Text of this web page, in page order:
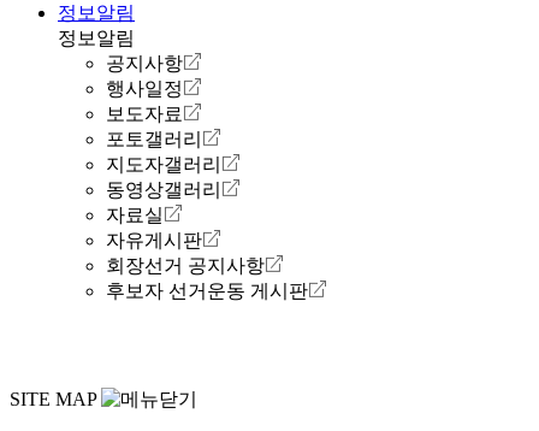
정보알림
정보알림
공지사항
행사일정
보도자료
포토갤러리
지도자갤러리
동영상갤러리
자료실
자유게시판
회장선거 공지사항
후보자 선거운동 게시판
SITE MAP